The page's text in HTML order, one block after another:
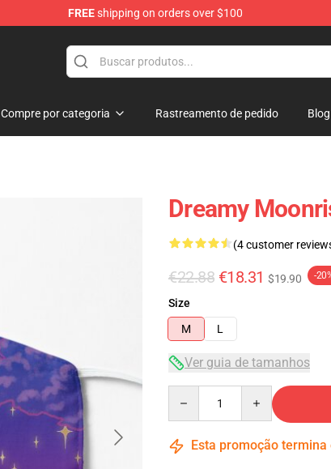
FREEshipping on orders over $100
Compre por categoria Rastreamento de pedido Blog
Dreamy
(4 customer
€22.88 €18.31 $19.90 -
Size
M
L
Ver guia de tamanhos
Esta promoção termina